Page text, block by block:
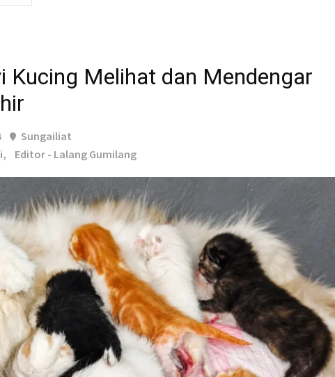
Kucing Melihat dan Mendengar
Sungailiat
Editor - Lalang Gumilang